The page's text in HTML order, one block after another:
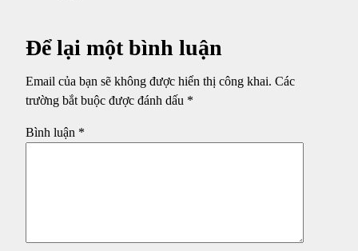
Để lại một bình luận
Email của bạn sẽ không được hiển thị công khai. Các
trường bắt buộc được đánh dấu *
Bình luận *